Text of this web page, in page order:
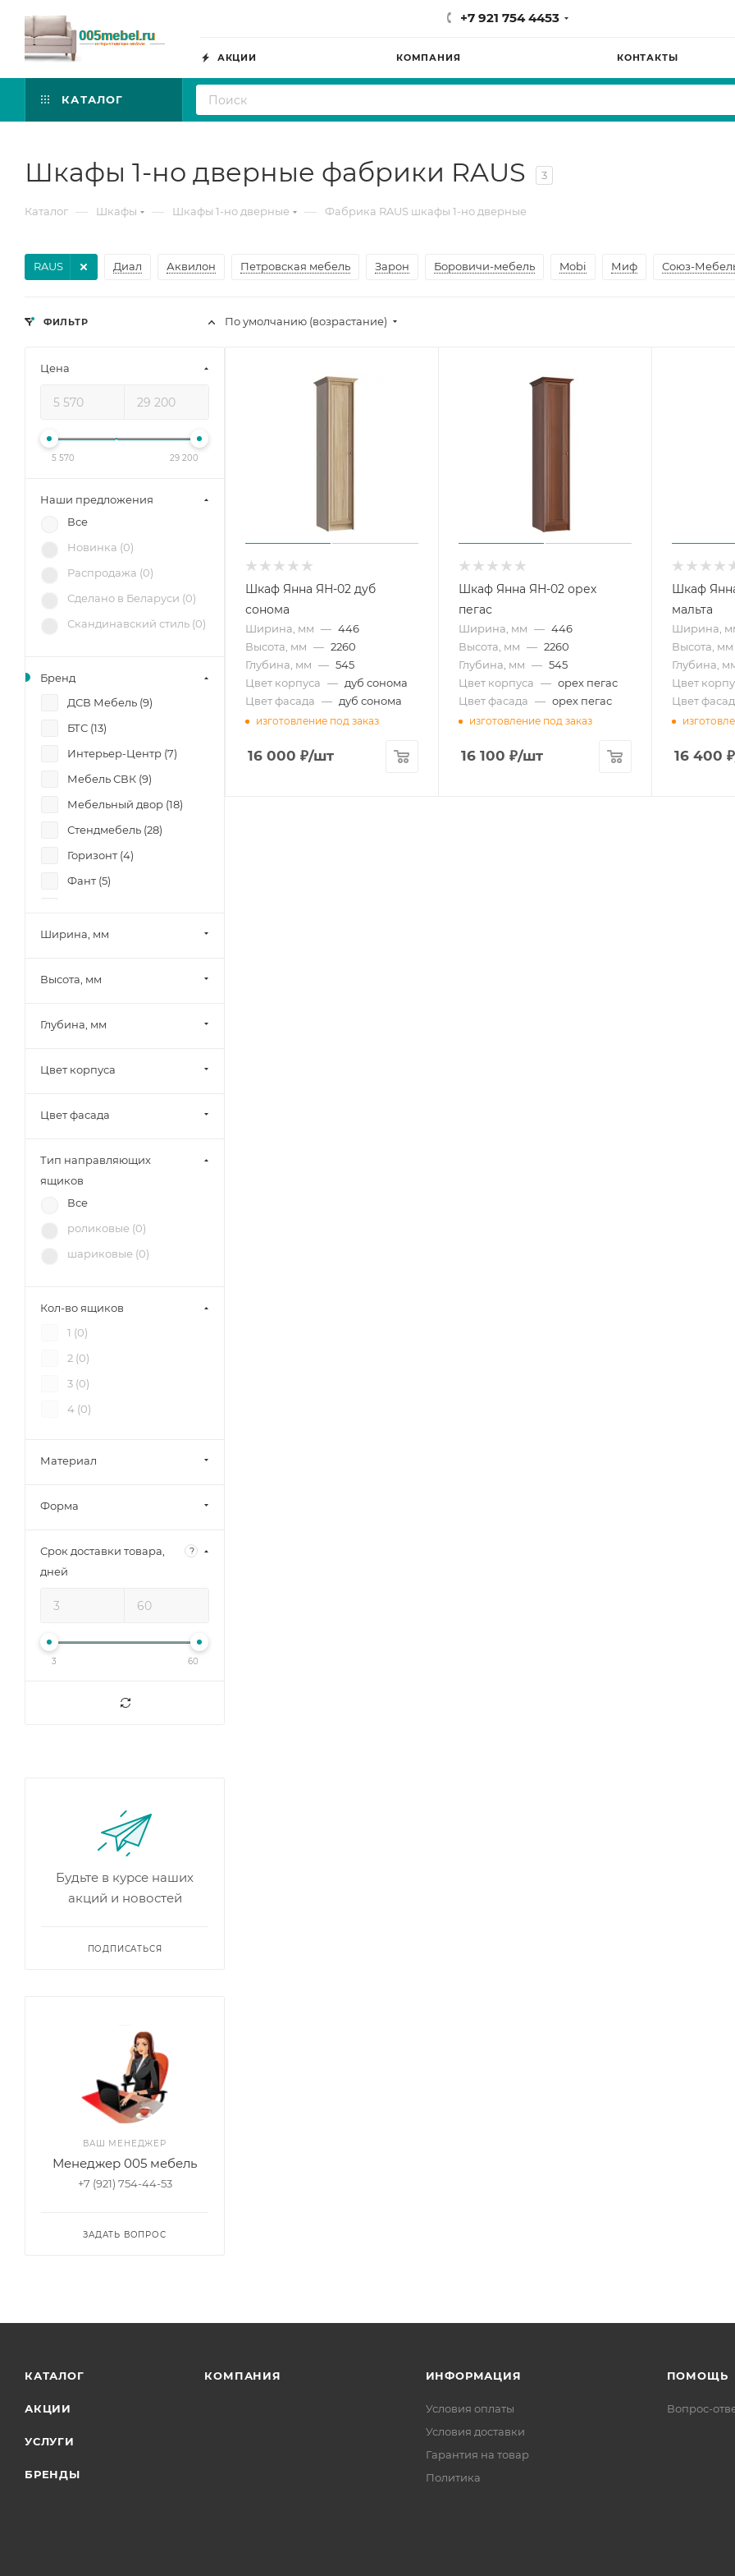
+7 921 754 4453
АКЦИИ КОМПАНИЯ КОНТАКТЫ
КАТАЛОГ
Шкафы 1-но дверные фабрики RAUS 3
Каталог — Шкафы — Шкафы 1-но дверные — Фабрика RAUS шкафы 1-но дверные
Диал Аквилон Петровская мебель Зарон
RAUS Боровичи-мебель Mobi Миф Союз-
По умолчанию (возрастание)
Шкаф Янна ЯН-02 дуб
сонома
Ширина, мм — 446
Высота, мм — 2260
Глубина, мм — 545
Цвет корпуса — дуб сонома
Цвет фасада — дуб сонома
изготовление под заказ
16 000 ₽/шт
Шкаф Янна ЯН-02 орех
пегас
Ширина, мм — 446
Высота, мм — 2260
Глубина, мм — 545
Цвет корпуса — орех пегас
Цвет фасада — орех пегас
изготовление под заказ
16 100 ₽/шт
Шкаф
мальта
Ширина,
Высота, мм
Глубина,
Цвет
Цвет
16 400 ₽
ФИЛЬТР
Цена
5 570 29 200
Наши предложения
Все
Новинка (0)
Распродажа (0)
Сделано в Беларуси (0)
Скандинавский стиль (0)
Бренд
ДСВ Мебель (9)
БТС (13)
Интерьер-Центр (7)
Мебель СВК (9)
Мебельный двор (18)
Стендмебель (28)
Горизонт (4)
Фант (5)
Памир (
Миф (33
Mobi (
Союз-Мебель (
12 стульев (5)
Диал (
Аквилон (
Зарон (
Ширина, мм
Высота, мм
Глубина, мм
Цвет корпуса
Цвет фасада
Тип направляющих
ящиков
Все
роликовые (0)
шариковые (0)
Кол-во ящиков
1 (0)
2 (0)
3 (0)
4 (0)
Материал
Форма
Срок доставки товара,
дней
?
3 60
Будьте в курсе наших
акций и новостей
ПОДПИСАТЬСЯ
ВАШ МЕНЕДЖЕР
Менеджер 005 мебель
+7 (921) 754-44-53
ЗАДАТЬ ВОПРОС
КАТАЛОГ
АКЦИИ
УСЛУГИ
БРЕНДЫ
КОМПАНИЯ ИНФОРМАЦИЯ
Условия оплаты
Условия доставки
Гарантия на товар
Политика
ПОМОЩЬ
Вопрос-